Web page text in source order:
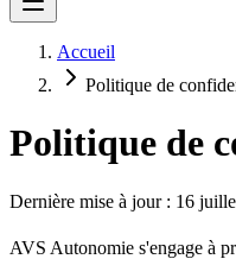
Accueil
Politique de
Politique de
Dernière mise à jour : 16
AVS Autonomie s'engage à